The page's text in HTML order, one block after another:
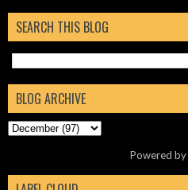
SEARCH THIS BLOG
BLOG ARCHIVE
Powered by